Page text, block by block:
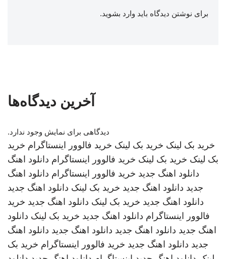
برای نوشتن دیدگاه باید وارد بشوید.
آخرین دیدگاه‌ها
دیدگاهی برای نمایش وجود ندارد.
خرید بک لینک خرید بک لینک خرید فالوور اینستاگرام خرید
بک لینک خرید بک لینک خرید فالوور اینستاگرام دانلود اهنگ
دانلود اهنگ جدید خرید فالوور اینستاگرام دانلود اهنگ
جدید دانلود اهنگ جدید خرید بک لینک دانلود اهنگ جدید
دانلود اهنگ جدید خرید بک لینک دانلود اهنگ جدید خرید
فالوور اینستاگرام دانلود اهنگ جدید خرید بک لینک دانلود
اهنگ جدید دانلود اهنگ جدید دانلود اهنگ جدید دانلود اهنگ
جدید دانلود اهنگ جدید خرید فالوور اینستاگرام خرید بک